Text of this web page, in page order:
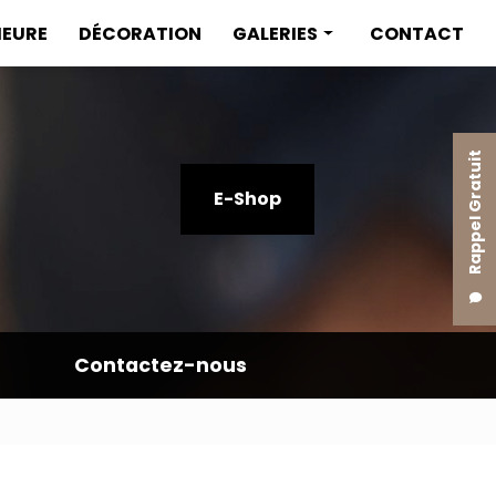
Rappel Gratuit
DÉCORATION GALERIES
Décoration
CONTACT
E-Shop
Contactez-nous